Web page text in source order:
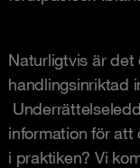
Naturligtvis är
handlingsinriktad
information för att
i praktiken? Vi